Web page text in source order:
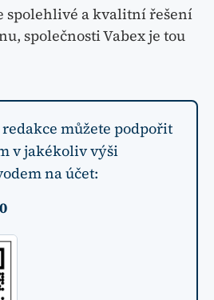
spolehlivé a kvalitní řešení
společnosti Vabex je tou
můžete podpořit
v jakékoliv výši
na účet: